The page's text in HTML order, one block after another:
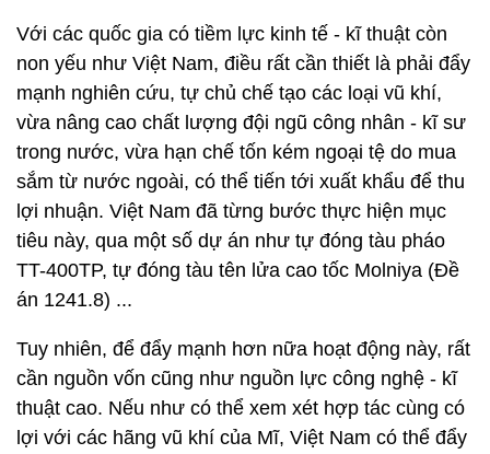
Với các quốc gia có tiềm lực kinh tế - kĩ thuật còn
non yếu như Việt Nam, điều rất cần thiết là phải đẩy
mạnh nghiên cứu, tự chủ chế tạo các loại vũ khí,
vừa nâng cao chất lượng đội ngũ công nhân - kĩ sư
trong nước, vừa hạn chế tốn kém ngoại tệ do mua
sắm từ nước ngoài, có thể tiến tới xuất khẩu để thu
lợi nhuận. Việt Nam đã từng bước thực hiện mục
tiêu này, qua một số dự án như tự đóng tàu pháo
TT-400TP, tự đóng tàu tên lửa cao tốc Molniya (Đề
án 1241.8) ...
Tuy nhiên, để đẩy mạnh hơn nữa hoạt động này, rất
cần nguồn vốn cũng như nguồn lực công nghệ - kĩ
thuật cao. Nếu như có thể xem xét hợp tác cùng có
lợi với các hãng vũ khí của Mĩ, Việt Nam có thể đẩy